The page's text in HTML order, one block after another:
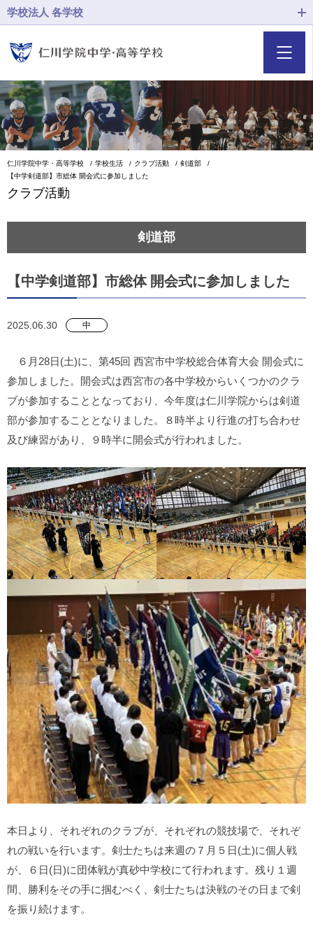
学校法人 各学校
仁川学院中学・高等学校 学校生活 クラブ活動
剣道部
【中学剣道部】市総体 開会式に参加しました
クラブ活動
剣道部
【中学剣道部】市総体 開会式に参加しました
2025.06.30 中
６月28日(土)に、第45回 西宮市中学校総合体育大会 開会式に
参加しました。開会式は西宮市の各中学校からいくつかのクラ
ブが参加することとなっており、今年度は仁川学院からは剣道
部が参加することとなりました。８時半より行進の打ち合わせ
及び練習があり、９時半に開会式が行われました。
本日より、それぞれのクラブが、それぞれの競技場で、それぞ
れの戦いを行います。剣士たちは来週の７月５日(土)に個人戦
が、６日(日)に団体戦が真砂中学校にて行われます。残り１週
間、勝利をその手に掴むべく、剣士たちは決戦のその日まで剣
を振り続けます。